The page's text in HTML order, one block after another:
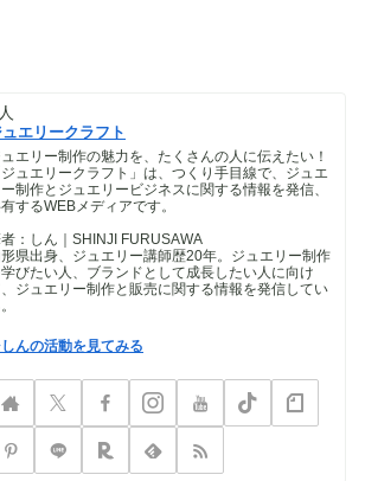
ュエリークラフト
ュエリー制作の魅力を、たくさんの人に伝えたい！
ジュエリークラフト」は、つくり手目線で、ジュエ
ー制作とジュエリービジネスに関する情報を発信、
するWEBメディアです。
：しん｜SHINJI FURUSAWA
形県出身、ジュエリー講師歴20年。ジュエリー制作
学びたい人、ブランドとして成長したい人に向け
ジュエリー制作と販売に関する情報を発信してい
んの活動を見てみる